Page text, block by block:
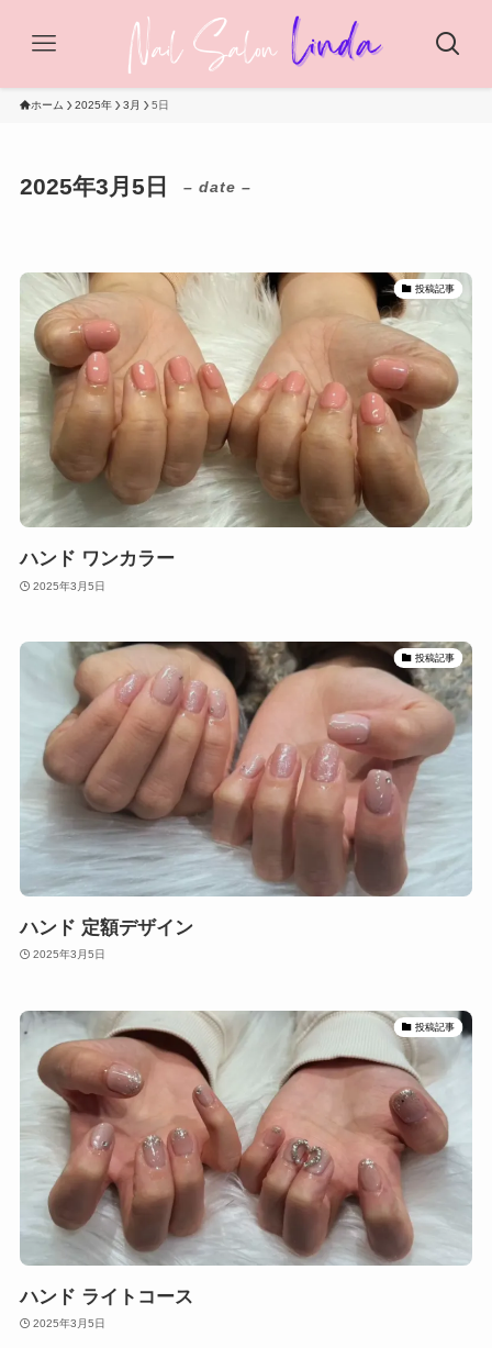
ホーム 2025年 3月 5日
2025年3月5日 – date –
投稿記事
ハンド ワンカラー
2025年3月5日
投稿記事
ハンド 定額デザイン
2025年3月5日
投稿記事
ハンド ライトコース
2025年3月5日